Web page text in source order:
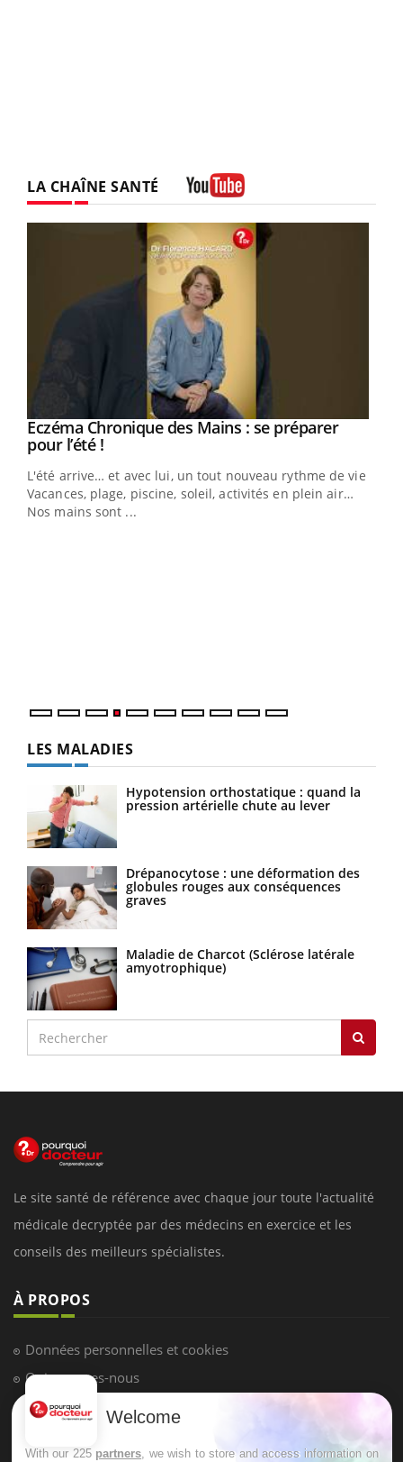
LA CHAÎNE SANTÉ
Youtube
Eczéma Chronique des Mains : se préparer
pour l’été !Youtube
L'été arrive… et avec lui, un tout nouveau rythme de vie !
Vacances, plage, piscine, soleil, activités en plein air…
Nos mains sont ...
LES MALADIES
Hypotension orthostatique : quand la
pression artérielle chute au lever
Drépanocytose : une déformation des
globules rouges aux conséquences
graves
Maladie de Charcot (Sclérose latérale
amyotrophique)
Le site santé de référence avec chaque jour toute l'actualité
médicale decryptée par des médecins en exercice et les
conseils des meilleurs spécialistes.
À PROPOS
Données personnelles et cookies
Qui sommes-nous
Conditions d'utilisation
Welcome
With our 225 partners , we wish to store and access information on